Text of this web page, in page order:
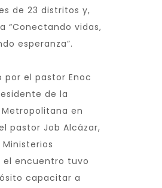
de 23 distritos y,
“Conectando vidas,
esperanza”.
por el pastor Enoc
de la
en
pastor Job Alcázar,
el encuentro tuvo
capacitar a